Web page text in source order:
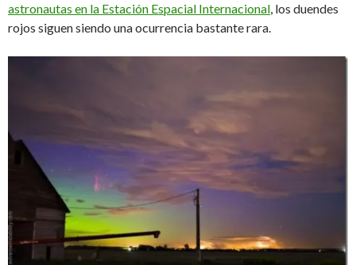
astronautas en la Estación Espacial Internacional, los duendes
rojos siguen siendo una ocurrencia bastante rara.